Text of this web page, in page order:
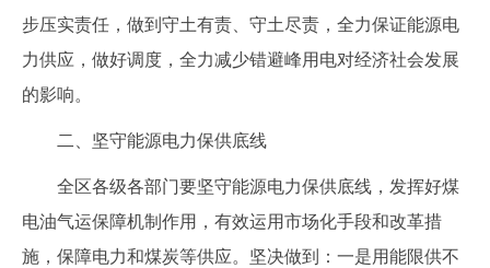
步压实责任，做到守土有责、守土尽责，全力保证能源电
力供应，做好调度，全力减少错避峰用电对经济社会发展
的影响。
二、坚守能源电力保供底线
全区各级各部门要坚守能源电力保供底线，发挥好煤
电油气运保障机制作用，有效运用市场化手段和改革措
施，保障电力和煤炭等供应。坚决做到：一是用能限供不